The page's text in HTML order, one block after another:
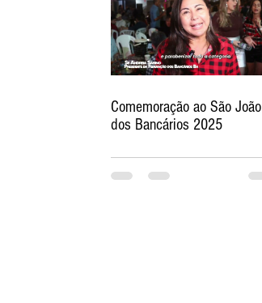
Comemoração ao São João
dos Bancários 2025